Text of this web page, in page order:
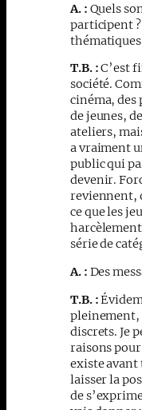
A. : Quels
participent
thématiques
T.B. :C’est
société.
cinéma, des
de jeunes,
ateliers,
a vraiment
public qui
devenir.
reviennent,
ce que les
série de
A. : Des
T.B. :
pleinement,
discrets. Je
raisons
existe avant
laisser la
de